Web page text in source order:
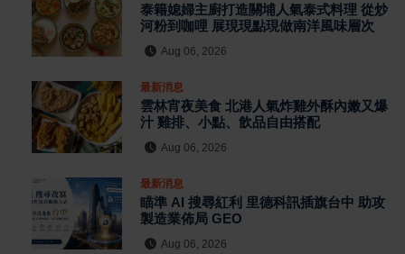
泰籍媳婦主廚打造關埔人氣泰式料理 從炒
河粉到咖哩 展現現點現做南洋風味層次
Aug 06, 2026
最新消息
雲林宵夜美食 北港人氣炸雞外酥內嫩又爆
汁 雞排、小點、飲品自由搭配
Aug 06, 2026
最新消息
瞄準 AI 搜尋紅利 里德科訊插旗台中 助攻
製造業佈局 GEO
Aug 06, 2026